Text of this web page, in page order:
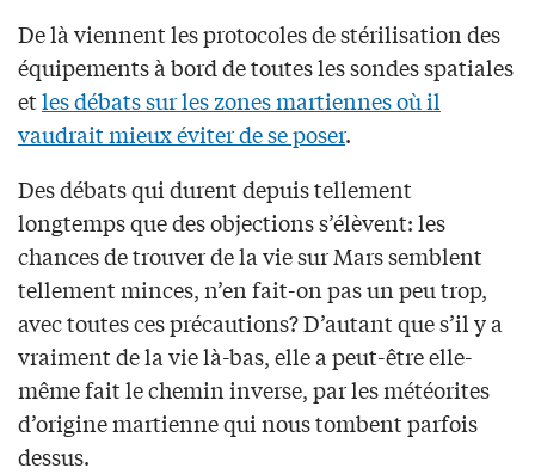
De là viennent les protocoles de stérilisation des
équipements à bord de toutes les sondes spatiales
etles débats sur les zones martiennes où il
vaudrait mieux éviter de se poser.
Des débats qui durent depuis tellement
longtemps que des objections s’élèvent: les
chances de trouver de la vie sur Mars semblent
tellement minces, n’en fait-on pas un peu trop,
avec toutes ces précautions? D’autant que s’il y a
vraiment de la vie là-bas, elle a peut-être elle-
même fait le chemin inverse, par les météorites
d’origine martienne qui nous tombent parfois
dessus.